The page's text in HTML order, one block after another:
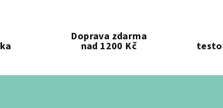
Doprava zdarma
nad 1200 Kč